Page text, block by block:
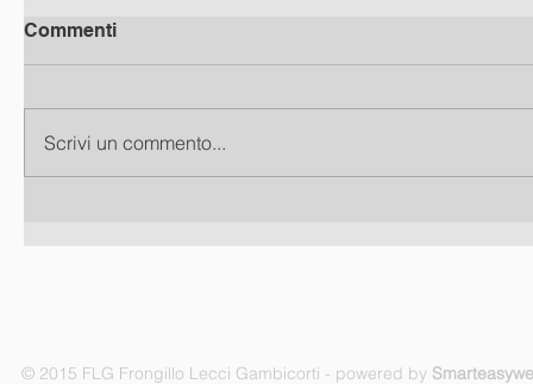
Commenti
Scrivi un commento...
© 2015 FLG Frongillo Lecci Gambicorti - powered by